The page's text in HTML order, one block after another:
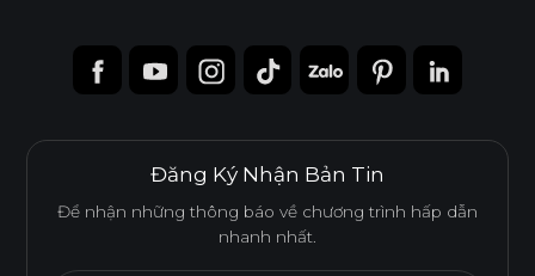
Test/ ISO 12460-1).
Đăng Ký Nhận Bản Tin
Để nhận những thông báo về chương trình hấp dẫn
nhanh nhất.